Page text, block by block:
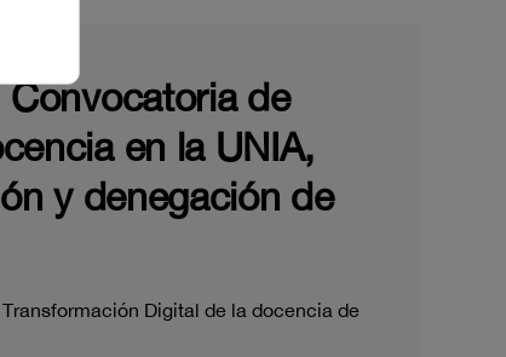
de
en la UNIA,
y denegación de
Digital de la docencia de